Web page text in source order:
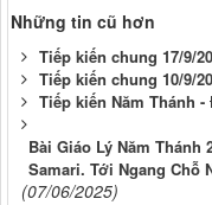
Những tin cũ hơn
Tiếp kiến chung 17/9/
Tiếp kiến chung 10/9/
Tiếp kiến Năm Thánh
Bài Giáo Lý Năm Thánh
Samari. Tới Ngang Chỗ
(07/06/2025)